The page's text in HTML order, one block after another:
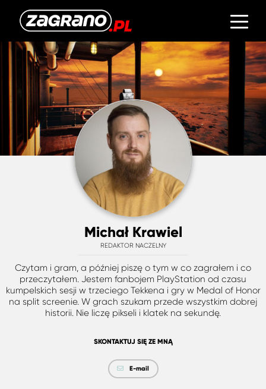
Michał Krawiel
REDAKTOR NACZELNY
Czytam i gram, a później piszę o tym w co zagrałem i co
przeczytałem. Jestem fanbojem PlayStation od czasu
kumpelskich sesji w trzeciego Tekkena i gry w Medal of Honor
na split screenie. W grach szukam przede wszystkim dobrej
historii. Nie liczę pikseli i klatek na sekundę.
SKONTAKTUJ SIĘ ZE MNĄ
E-mail